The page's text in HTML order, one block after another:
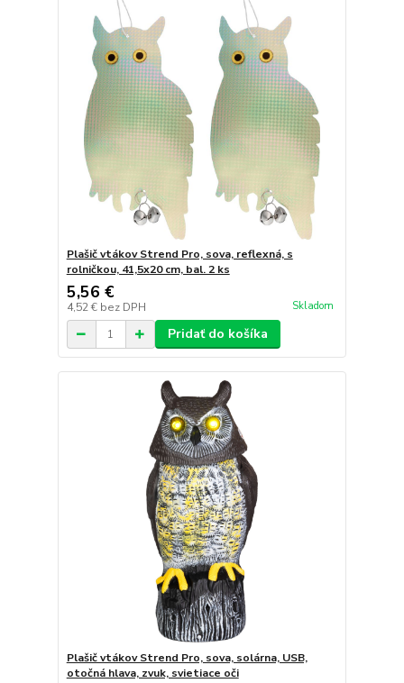
Plašič vtákov Strend Pro, sova, reflexná, s
rolničkou, 41,5x20 cm, bal. 2 ks
5,56 €
4,52 € bez DPH Skladom
Pridať do košíka
Plašič vtákov Strend Pro, sova, solárna, USB,
otočná hlava, zvuk, svietiace oči